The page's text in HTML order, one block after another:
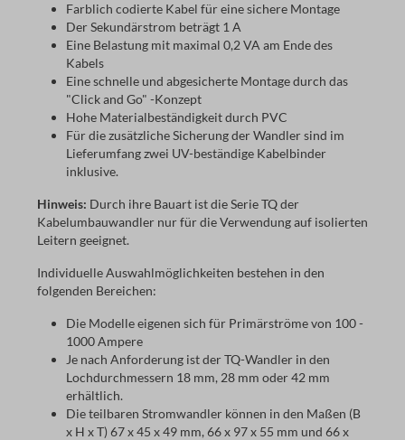
Farblich codierte Kabel für eine sichere Montage
Der Sekundärstrom beträgt 1 A
Eine Belastung mit maximal 0,2 VA am Ende des
Kabels
Eine schnelle und abgesicherte Montage durch das
"Click and Go" -Konzept
Hohe Materialbeständigkeit durch PVC
Für die zusätzliche Sicherung der Wandler sind im
Lieferumfang zwei UV-beständige Kabelbinder
inklusive.
Hinweis: Durch ihre Bauart ist die Serie TQ der
Kabelumbauwandler nur für die Verwendung auf isolierten
Leitern geeignet.
Individuelle Auswahlmöglichkeiten bestehen in den
folgenden Bereichen:
Die Modelle eigenen sich für Primärströme von 100 -
1000 Ampere
Je nach Anforderung ist der TQ-Wandler in den
Lochdurchmessern 18 mm, 28 mm oder 42 mm
erhältlich.
Die teilbaren Stromwandler können in den Maßen (B
x H x T) 67 x 45 x 49 mm, 66 x 97 x 55 mm und 66 x